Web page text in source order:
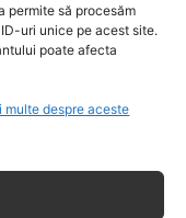
permite să procesăm
uri unice pe acest site.
poate afecta
multe despre aceste
ca un
să ducă la
pentru
în acest
Germania și
în favoarea